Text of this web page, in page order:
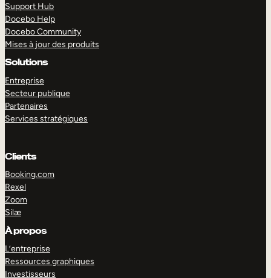
Support Hub
Docebo Help
Docebo Community
Mises à jour des produits
Solutions
Entreprise
Secteur publique
Partenaires
Services stratégiques
Clients
Booking.com
Rexel
Zoom
Silæ
À propos
L’entreprise
Ressources graphiques
Investisseurs